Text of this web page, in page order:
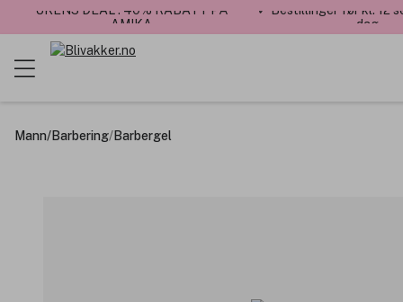
UKENS DEAL : 40% RABATT PÅ
AMIKA
✓ Bestillinger før kl. 12
dag
Mann/Barbering/Barbergel